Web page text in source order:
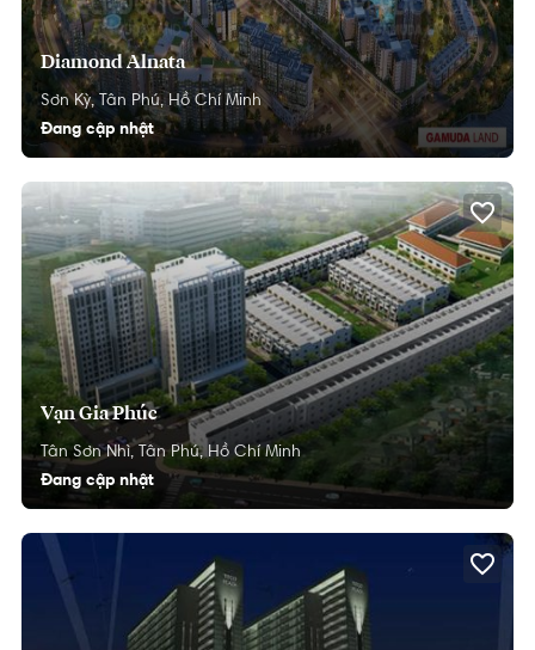
Diamond Alnata
Sơn Kỳ, Tân Phú, Hồ Chí Minh
Đang cập nhật
Vạn Gia Phúc
Tân Sơn Nhì, Tân Phú, Hồ Chí Minh
Đang cập nhật